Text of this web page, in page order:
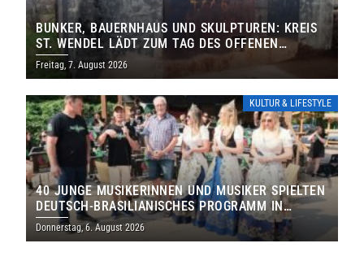
BUNKER, BAUERNHAUS UND SKULPTUREN: KREIS
ST. WENDEL LÄDT ZUM TAG DES OFFENEN
DENKMALS EIN
Freitag, 7. August 2026
KULTUR & LIFESTYLE
40 JUNGE MUSIKERINNEN UND MUSIKER SPIELTEN
DEUTSCH-BRASILIANISCHES PROGRAMM IN
THOLEY
Donnerstag, 6. August 2026